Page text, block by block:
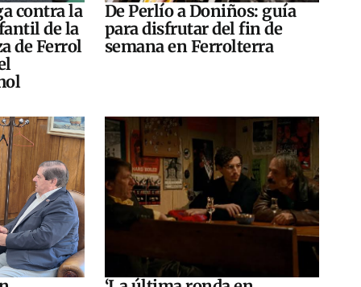
contra la
de la
de Ferrol
De Perlío a Doniños: guía
para disfrutar del fin de
semana en Ferrolterra